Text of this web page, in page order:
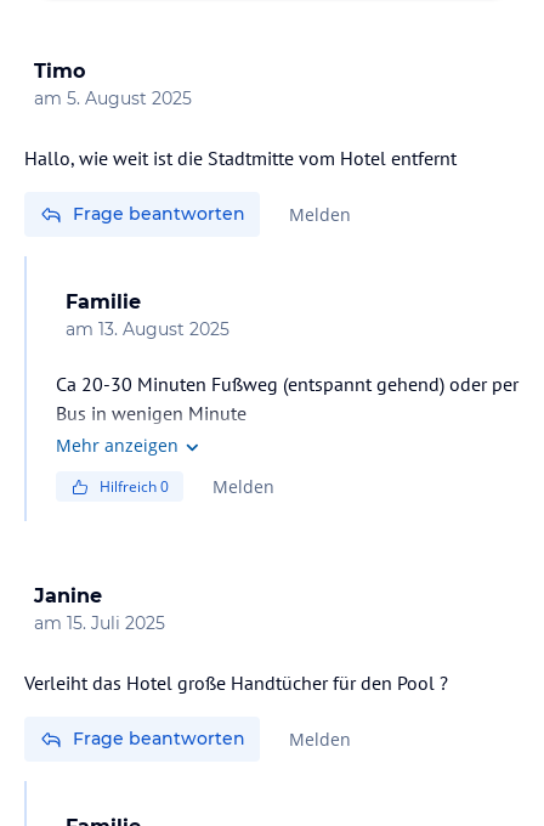
Timo
am 5. August 2025
Hallo, wie weit ist die Stadtmitte vom Hotel entfernt
Frage beantworten Melden
Familie
am 13. August 2025
Ca 20-30 Minuten Fußweg (entspannt gehend) oder per
Bus in wenigen Minute
Mehr anzeigen
Hilfreich0 Melden
Janine
am 15. Juli 2025
Verleiht das Hotel große Handtücher für den Pool ?
Frage beantworten Melden